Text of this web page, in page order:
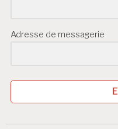
Adresse de messagerie